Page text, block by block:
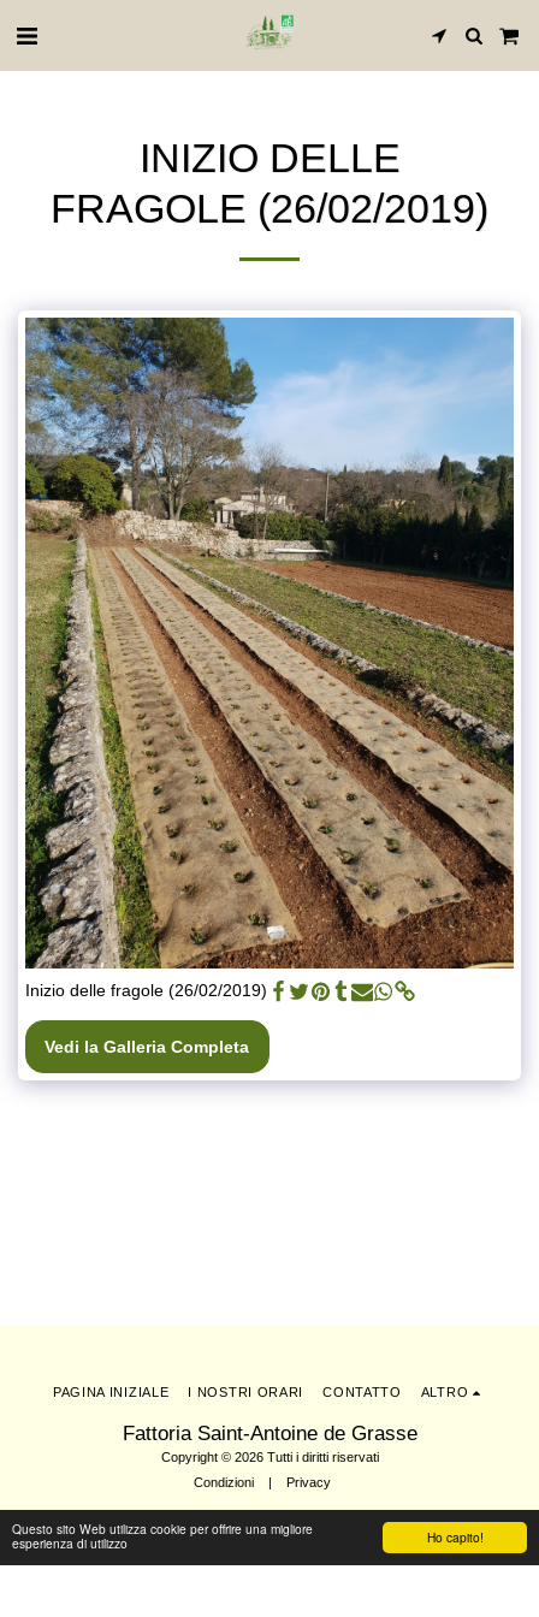
Ho capito!
Questo sito Web utilizza cookie per offrire una migliore
esperienza di utilizzo
INIZIO DELLE
FRAGOLE (26/02/2019)
Inizio delle fragole (26/02/2019)
Vedi la Galleria Completa
Fattoria Saint-Antoine de Grasse
Copyright © 2026 Tutti i diritti riservati
Condizioni
Privacy
PAGINA INIZIALE I NOSTRI ORARI CONTATTO ALTRO
Iscriviti